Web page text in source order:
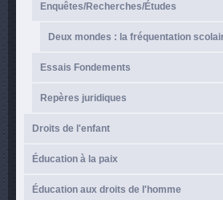
Enquêtes/Recherches/Études
Deux mondes : la fréquentation
Essais Fondements
Repères juridiques
Droits de l'enfant
Éducation à la paix
Éducation aux droits de l'homme